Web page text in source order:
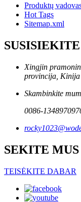
Produktų
Hot Tags
Sitemap.xml
Xingjin
provincija, Kinija
Skambinkite
0086-
SEKITE MUS
TEISĖKITE DABAR